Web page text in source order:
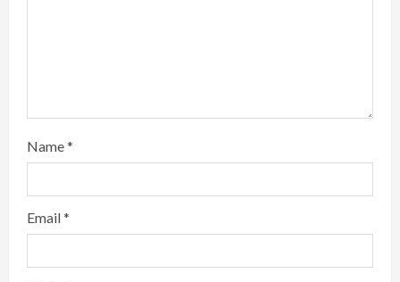
Name*
Email*